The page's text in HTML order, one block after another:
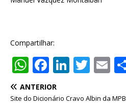
Compartilhar:
W
h
at
F
a
c
Li
k
T
it
E
ai
ANTERIOR
Site do Dicionário Cravo Albin da MPB